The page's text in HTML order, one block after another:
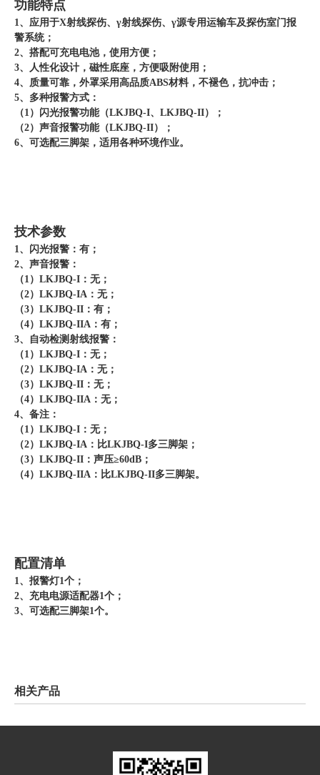
功能特点
1、应用于X射线探伤、γ射线探伤、γ源专用运输车及探伤室门报
警系统；
2、搭配可充电电池，使用方便；
3、人性化设计，磁性底座，方便吸附使用；
4、质量可靠，外罩采用高品质ABS材料，不褪色，抗冲击；
5、多种报警方式：
（1）闪光报警功能（LKJBQ-I、LKJBQ-II）；
（2）声音报警功能（LKJBQ-II）；
6、可选配三脚架，适用各种环境作业。
技术参数
1、闪光报警：有；
2、声音报警：
（1）LKJBQ-I：无；
（2）LKJBQ-IA：无；
（3）LKJBQ-II：有；
（4）LKJBQ-IIA：有；
3、自动检测射线报警：
（1）LKJBQ-I：无；
（2）LKJBQ-IA：无；
（3）LKJBQ-II：无；
（4）LKJBQ-IIA：无；
4、备注：
（1）LKJBQ-I：无；
（2）LKJBQ-IA：比LKJBQ-I多三脚架；
（3）LKJBQ-II：声压≥60dB；
（4）LKJBQ-IIA：比LKJBQ-II多三脚架。
配置清单
1、报警灯1个；
2、充电电源适配器1个；
3、可选配三脚架1个。
相关产品